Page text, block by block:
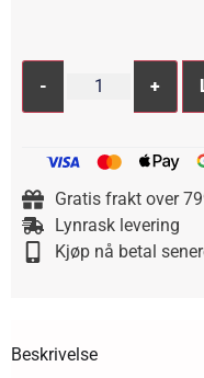
- +
Gratis frakt over
Lynrask levering
Kjøp nå betal
Beskrivelse